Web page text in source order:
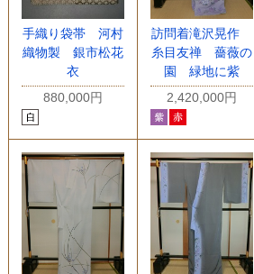
手織り袋帯 河村
織物製 銀市松花
衣
880,000円
訪問着滝沢晃作
糸目友禅 薔薇の
園 緑地に紫
2,420,000円